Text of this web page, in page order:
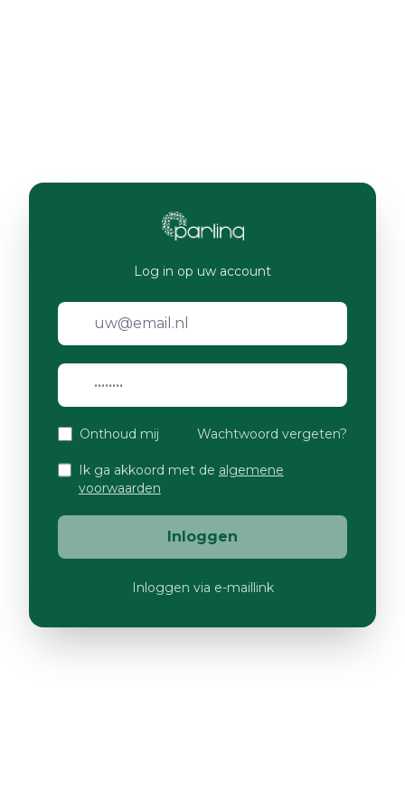
Log in op uw account
Onthoud mij Wachtwoord vergeten?
Ik ga akkoord met de algemene
voorwaarden
Inloggen
Inloggen via e-maillink